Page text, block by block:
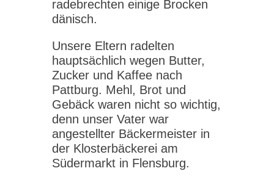
radebrechten einige Brocken
dänisch.
Unsere Eltern radelten
hauptsächlich wegen Butter,
Zucker und Kaffee nach
Pattburg. Mehl, Brot und
Gebäck waren nicht so wichtig,
denn unser Vater war
angestellter Bäckermeister in
der Klosterbäckerei am
Südermarkt in Flensburg.